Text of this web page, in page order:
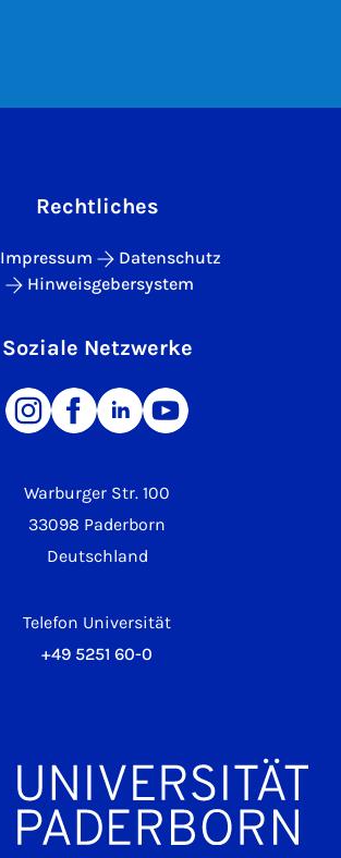
Warburger Str. 100
33098 Paderborn
Deutschland
Telefon Universität
+49 5251 60-0
Rechtliches
Impressum
Datenschutz
Hinweisgebersystem
Soziale Netzwerke